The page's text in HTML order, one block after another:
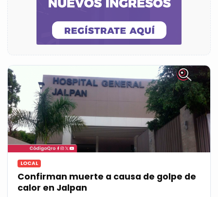
LOCAL
Confirman muerte a causa de golpe de
calor en Jalpan